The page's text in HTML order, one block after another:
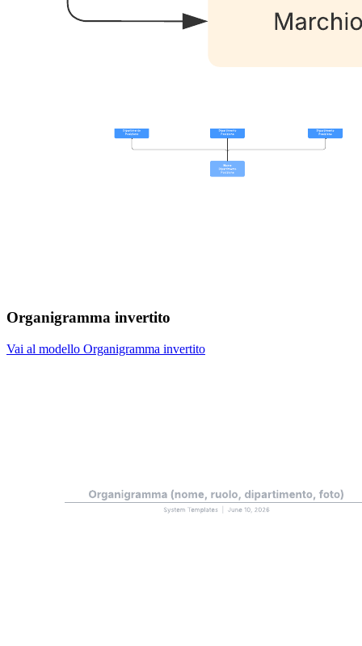
Organigramma invertito
Vai al modello Organigramma invertito